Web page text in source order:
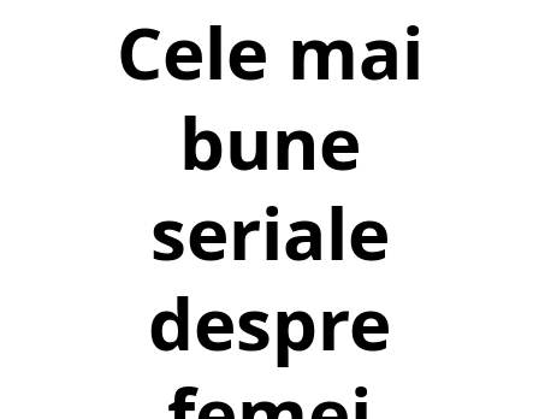
Cele mai
bune
seriale
despre